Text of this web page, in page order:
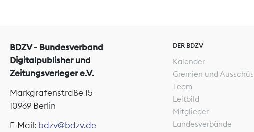
BDZV - Bundesverband
Digitalpublisher und
Zeitungsverleger e.V.
Markgrafenstraße 15
10969 Berlin
E-Mail: bdzv@bdzv.de
DER BDZV
Kalender
Gremien und
Team
Leitbild
Mitglieder
Landesverbände